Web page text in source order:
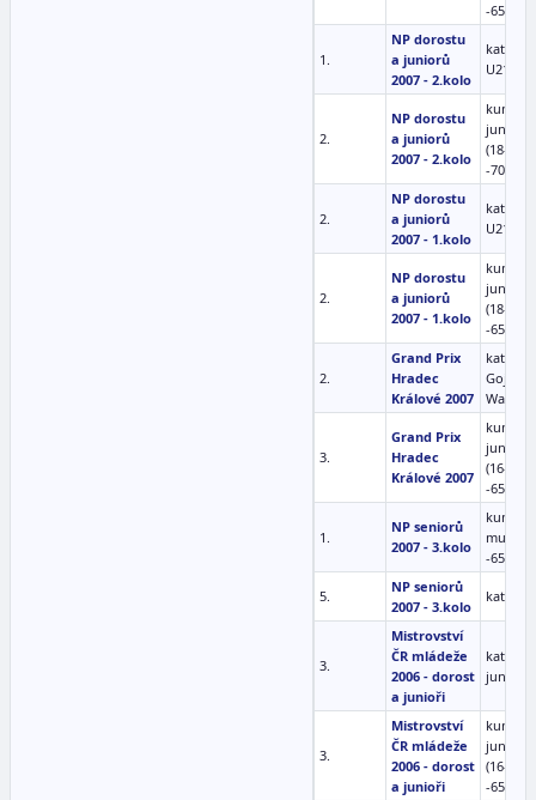
-65kg
1.
NP dorostu
a juniorů
2007 - 2.kolo
kata
U21
2.
NP dorostu
a juniorů
2007 - 2.kolo
kumite
junioři
(18-20)
-70kg
2.
NP dorostu
a juniorů
2007 - 1.kolo
kata
U21
2.
NP dorostu
a juniorů
2007 - 1.kolo
kumite
junioři
(18-20)
-65kg
2.
Grand Prix
Hradec
Králové 2007
kata
Goju-
Wado-
3.
Grand Prix
Hradec
Králové 2007
kumite
junioři
(16-17)
-65kg
1.
NP seniorů
2007 - 3.kolo
kumite
muži
-65kg
5.
NP seniorů
2007 - 3.kolo
kata
3.
Mistrovství
ČR mládeže
2006 - dorost
a junioři
kata
junioři
3.
Mistrovství
ČR mládeže
2006 - dorost
a junioři
kumite
junioři
(16-17)
-65kg